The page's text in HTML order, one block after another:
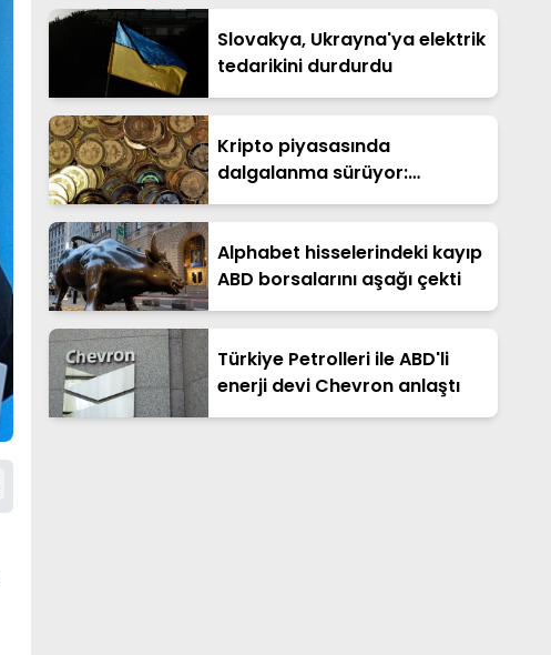
Slovakya, Ukrayna'ya elektrik
tedarikini durdurdu
Kripto piyasasında
dalgalanma sürüyor:
Bitcoin'de haftalık kayıp
Alphabet hisselerindeki kayıp
ABD borsalarını aşağı çekti
Türkiye Petrolleri ile ABD'li
enerji devi Chevron anlaştı